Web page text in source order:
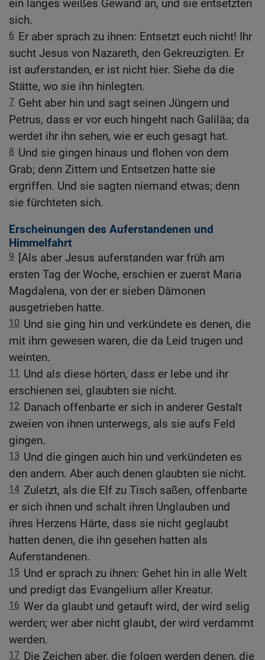
ein langes weißes Gewand an, und sie entsetzten
sich.
6 Er aber sprach zu ihnen: Entsetzt euch nicht! Ihr
sucht Jesus von Nazareth, den Gekreuzigten. Er
ist auferstanden, er ist nicht hier. Siehe da die
Stätte, wo sie ihn hinlegten.
7 Geht aber hin und sagt seinen Jüngern und
Petrus, dass er vor euch hingeht nach Galiläa; da
werdet ihr ihn sehen, wie er euch gesagt hat.
8 Und sie gingen hinaus und flohen von dem
Grab; denn Zittern und Entsetzen hatte sie
ergriffen. Und sie sagten niemand etwas; denn
sie fürchteten sich.
Erscheinungen des Auferstandenen und
Himmelfahrt
9 [Als aber Jesus auferstanden war früh am
ersten Tag der Woche, erschien er zuerst Maria
Magdalena, von der er sieben Dämonen
ausgetrieben hatte.
10 Und sie ging hin und verkündete es denen, die
mit ihm gewesen waren, die da Leid trugen und
weinten.
11
Und als diese hörten, dass er lebe und ihr
erschienen sei, glaubten sie nicht.
12 Danach offenbarte er sich in anderer Gestalt
zweien von ihnen unterwegs, als sie aufs Feld
gingen.
13 Und die gingen auch hin und verkündeten es
den andern. Aber auch denen glaubten sie nicht.
14 Zuletzt, als die Elf zu Tisch saßen, offenbarte
er sich ihnen und schalt ihren Unglauben und
ihres Herzens Härte, dass sie nicht geglaubt
hatten denen, die ihn gesehen hatten als
Auferstandenen.
15 Und er sprach zu ihnen: Gehet hin in alle Welt
und predigt das Evangelium aller Kreatur.
16 Wer da glaubt und getauft wird, der wird selig
werden; wer aber nicht glaubt, der wird verdammt
werden.
17 Die Zeichen aber, die folgen werden denen, die